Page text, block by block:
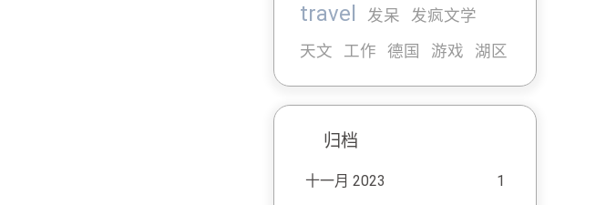
travel 发呆
发疯文学
天文
工作 德国 游戏 湖区
归档
十一月 2023
1